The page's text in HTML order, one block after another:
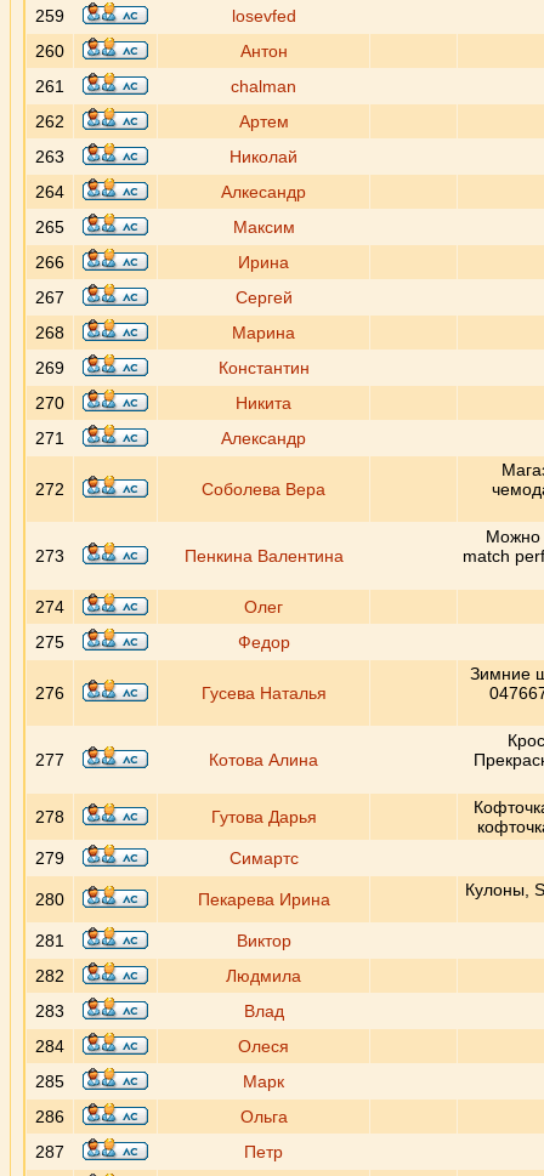
259
losevfed
260
Антон
261
chalman
262
Артем
263
Николай
264
Алкесандр
265
Максим
266
Ирина
267
Сергей
268
Марина
269
Константин
270
Никита
271
Александр
272 Соболева Вера
273 Пенкина Валентина
Можно
match
274
Олег
275
Федор
276 Гусева Наталья
Зимние
277 Котова Алина
278 Гутова Дарья
279
Симартс
280 Пекарева Ирина Кулоны,
281
Виктор
282
Людмила
283
Влад
284
Олеся
285
Марк
286
Ольга
287
Петр